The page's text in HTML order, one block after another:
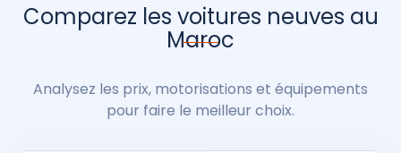
Comparez les voitures neuves au
Maroc
Analysez les prix, motorisations et équipements
pour faire le meilleur choix.